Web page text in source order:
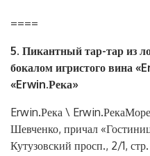
====
5. Пикантный тар-тар из
бокалом игристого вина
«Erwin.Река»
Erwin.Река \
Шевченко, причал
Кутузовский просп., 2/1,